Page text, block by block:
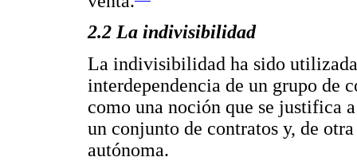
2.2 La indivisibilidad
La indivisibilidad ha sido
interdependencia de un grupo de
como una noción que se justifica
un conjunto de contratos y, de
autónoma.